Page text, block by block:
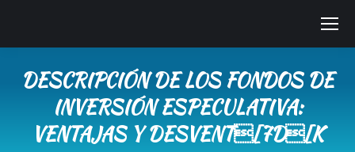
DESCRIPCIÓN DE LOS FONDOS DE
INVERSIÓN ESPECULATIVA:
VENTAJAS Y DESVENT[7D[K